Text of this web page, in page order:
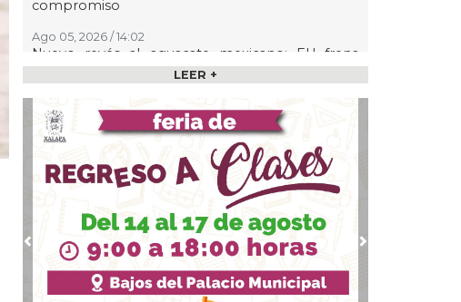
compromiso
Ago 05, 2026 / 14:02
Nuevo revés al aguacate mexicano: EU frena
envíos desde Michoacán
Ago 05, 2026 / 13:25
Equipo multidisciplinario de UMAE de Veracruz
Norte salva vida de paciente infectada con hongo
Ago 05, 2026 / 12:57
Las pensiones máximas sólo podrán igualar el
salario de la Presidenta
Ago 05, 2026 / 12:53
A ver si esta vez no rompo nada... 😝🤪🤣
Ago 05, 2026 / 12:44
LEER +
Previous Next